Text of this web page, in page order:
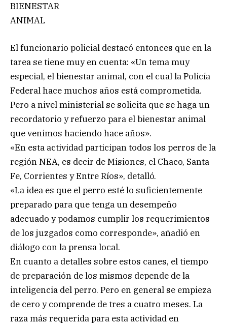
BIENESTAR
ANIMAL
El funcionario policial destacó entonces que en la
tarea se tiene muy en cuenta: «Un tema muy
especial, el bienestar animal, con el cual la Policía
Federal hace muchos años está comprometida.
Pero a nivel ministerial se solicita que se haga un
recordatorio y refuerzo para el bienestar animal
que venimos haciendo hace años».
«En esta actividad participan todos los perros de la
región NEA, es decir de Misiones, el Chaco, Santa
Fe, Corrientes y Entre Ríos», detalló.
«La idea es que el perro esté lo suficientemente
preparado para que tenga un desempeño
adecuado y podamos cumplir los requerimientos
de los juzgados como corresponde», añadió en
diálogo con la prensa local.
En cuanto a detalles sobre estos canes, el tiempo
de preparación de los mismos depende de la
inteligencia del perro. Pero en general se empieza
de cero y comprende de tres a cuatro meses. La
raza más requerida para esta actividad en